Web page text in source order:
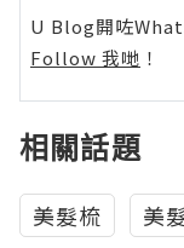
U Blog開咗
Follow 我哋 ！
相關話題
美髮梳 美